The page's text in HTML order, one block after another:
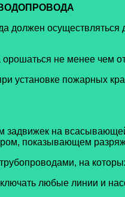
должен
не менее чем
установке пожарных
на
показывающем
на
любые линии и